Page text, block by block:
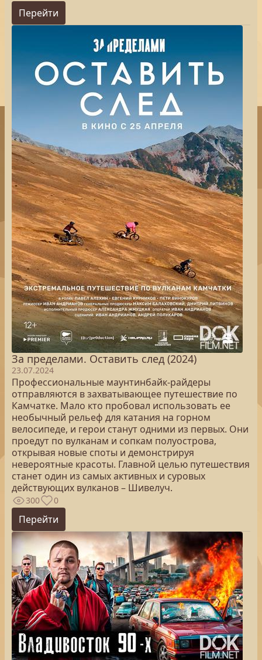
Перейти
За пределами. Оставить след (2024)
23.07.2024
Профессиональные маунтинбайк-райдеры
отправляются в захватывающее путешествие по
Камчатке. Мало кто пробовал использовать ее
необычный рельеф для катания на горном
велосипеде, и герои станут одними из первых. Они
проедут по вулканам и сопкам полуострова,
открывая новые споты и демонстрируя
невероятные красоты. Главной целью путешествия
станет один из самых активных и суровых
действующих вулканов – Шивелуч.
300 0
Перейти